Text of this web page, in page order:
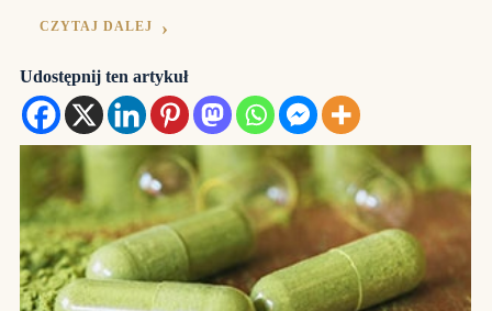
CZYTAJ DALEJ
Udostępnij ten artykuł